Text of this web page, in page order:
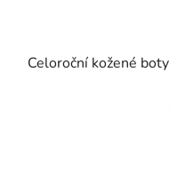
Celoroční kožené